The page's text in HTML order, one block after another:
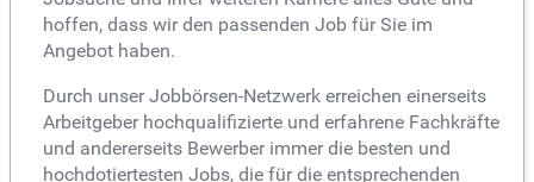
hoffen, dass wir den passenden Job für Sie im
Angebot haben.
Durch unser Jobbörsen-Netzwerk erreichen einerseits
Arbeitgeber hochqualifizierte und erfahrene Fachkräfte
und andererseits Bewerber immer die besten und
hochdotiertesten Jobs, die für die entsprechenden